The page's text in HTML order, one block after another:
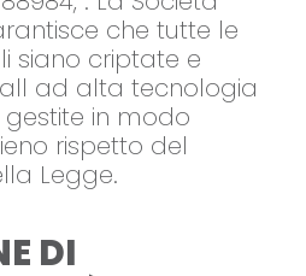
che tutte le
siano criptate e
ad alta tecnologia
gestite in modo
rispetto del
Legge.
DI